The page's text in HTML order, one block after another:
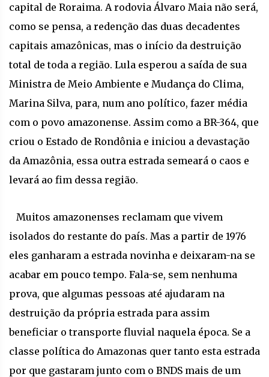
capital de Roraima. A rodovia Álvaro Maia não será,
como se pensa, a redenção das duas decadentes
capitais amazônicas, mas o início da destruição
total de toda a região. Lula esperou a saída de sua
Ministra de Meio Ambiente e Mudança do Clima,
Marina Silva, para, num ano político, fazer média
com o povo amazonense. Assim como a BR-364, que
criou o Estado de Rondônia e iniciou a devastação
da Amazônia, essa outra estrada semeará o caos e
levará ao fim dessa região.
Muitos amazonenses reclamam que vivem
isolados do restante do país. Mas a partir de 1976
eles ganharam a estrada novinha e deixaram-na se
acabar em pouco tempo. Fala-se, sem nenhuma
prova, que algumas pessoas até ajudaram na
destruição da própria estrada para assim
beneficiar o transporte fluvial naquela época. Se a
classe política do Amazonas quer tanto esta estrada
por que gastaram junto com o BNDS mais de um